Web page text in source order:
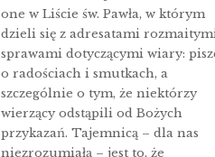
one w Liście św. Pawła, w którym
dzieli się z adresatami
sprawami dotyczącymi wiary:
o radościach i smutkach, a
szczególnie o tym, że niektórzy
wierzący odstąpili od Bożych
przykazań. Tajemnicą – dla nas
niezrozumiałą – jest to, że